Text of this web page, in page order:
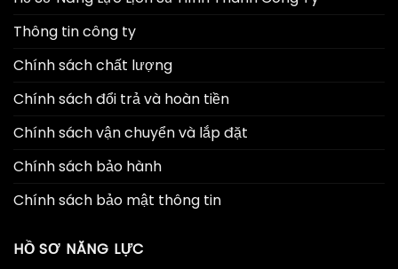
Thông tin công ty
Chính sách chất lượng
Chính sách đổi trả và hoàn tiền
Chính sách vận chuyển và lắp đặt
Chính sách bảo hành
Chính sách bảo mật thông tin
HỒ SƠ NĂNG LỰC